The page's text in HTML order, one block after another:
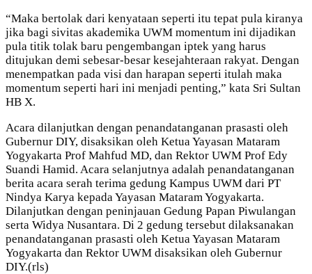
“Maka bertolak dari kenyataan seperti itu tepat pula kiranya
jika bagi sivitas akademika UWM momentum ini dijadikan
pula titik tolak baru pengembangan iptek yang harus
ditujukan demi sebesar-besar kesejahteraan rakyat. Dengan
menempatkan pada visi dan harapan seperti itulah maka
momentum seperti hari ini menjadi penting,” kata Sri Sultan
HB X.
Acara dilanjutkan dengan penandatanganan prasasti oleh
Gubernur DIY, disaksikan oleh Ketua Yayasan Mataram
Yogyakarta Prof Mahfud MD, dan Rektor UWM Prof Edy
Suandi Hamid. Acara selanjutnya adalah penandatanganan
berita acara serah terima gedung Kampus UWM dari PT
Nindya Karya kepada Yayasan Mataram Yogyakarta.
Dilanjutkan dengan peninjauan Gedung Papan Piwulangan
serta Widya Nusantara. Di 2 gedung tersebut dilaksanakan
penandatanganan prasasti oleh Ketua Yayasan Mataram
Yogyakarta dan Rektor UWM disaksikan oleh Gubernur
DIY.(rls)